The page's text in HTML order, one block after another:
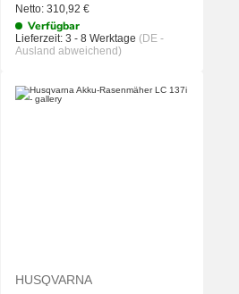
Netto: 310,92 €
Verfügbar
Lieferzeit: 3 - 8 Werktage (DE -
Ausland abweichend)
HUSQVARNA